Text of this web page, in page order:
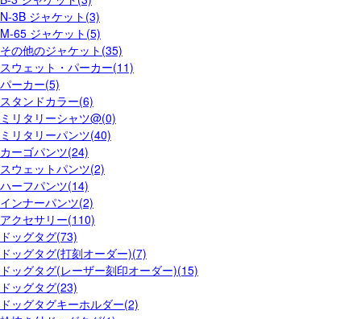
N-3B ジャケット(3)
M-65 ジャケット(5)
その他のジャケット(35)
スウェット・パーカー(11)
パーカー(5)
スタンドカラー(6)
ミリタリーシャツ@(0)
ミリタリーパンツ(40)
カーゴパンツ(24)
スウェットパンツ(2)
ハーフパンツ(14)
インナーパンツ(2)
アクセサリー(110)
ドッグタグ(73)
ドッグタグ(打刻オーダー)(7)
ドッグタグ(レーザー刻印オーダー)(15)
ドッグタグ(23)
ドッグタグキーホルダー(2)